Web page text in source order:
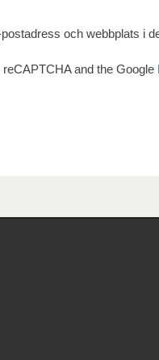
och webbplats i
and the Google